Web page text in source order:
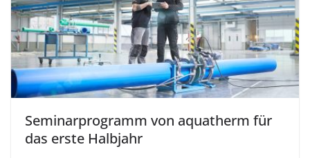
Seminarprogramm von aquatherm für
das erste Halbjahr